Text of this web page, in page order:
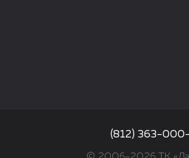
(812) 363-